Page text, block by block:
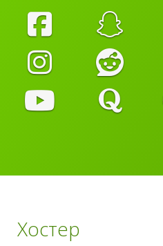
Хостер